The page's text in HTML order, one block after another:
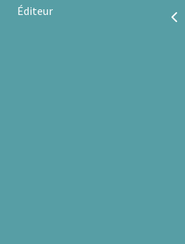
Éditeur